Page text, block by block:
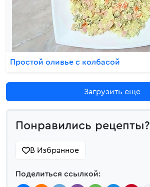
Простой оливье с колбасой
Загрузить еще
Понравились рецепты?
В Избранное
Поделиться ссылкой: